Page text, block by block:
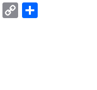
PrintCopy